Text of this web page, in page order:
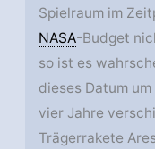
Spielraum im
NASA-Budget
so ist es
dieses Datum
vier Jahre
Trägerrakete